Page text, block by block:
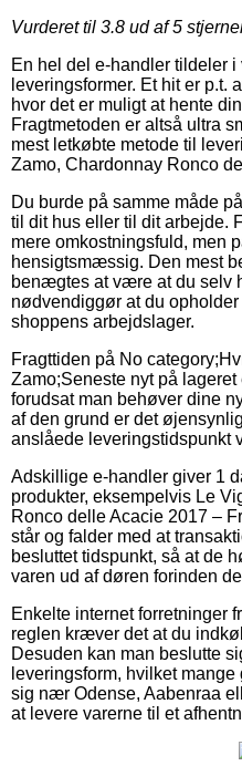
Vurderet til 3.8 ud af 5
En hel del e-handler tildeler
leveringsformer. Et hit er p.t.
hvor det er muligt at hente
Fragtmetoden er altså ultra
mest letkøbte metode til
Zamo, Chardonnay Ronco
Du burde på samme måde
til dit hus eller til dit arbejde.
mere omkostningsfuld, men
hensigtsmæssig. Den mest
benægtes at være at du selv
nødvendiggør at du
shoppens arbejdslager.
Fragttiden på No
Zamo;Seneste nyt på
forudsat man behøver dine
af den grund er det
anslåede leveringstidspunkt
Adskillige e-handler giver 1
produkter, eksempelvis Le
Ronco delle Acacie 2017 –
står og falder med at
besluttet tidspunkt, så at de
varen ud af døren forinden
Enkelte internet forretninger
reglen kræver det at du
Desuden kan man beslutte
leveringsform, hvilket
sig nær Odense, Aabenraa
at levere varerne til et